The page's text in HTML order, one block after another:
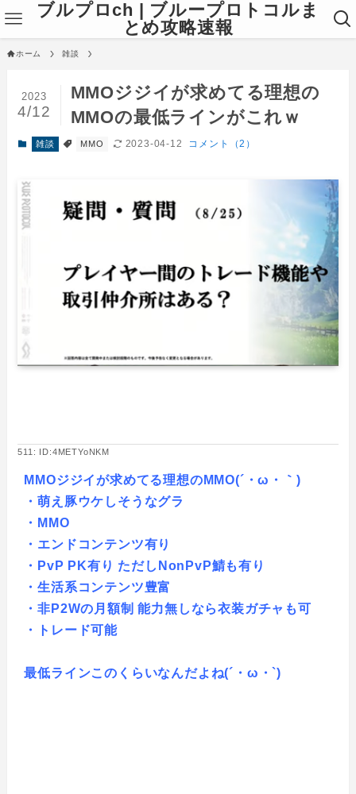
ブルプロch | ブループロトコルま
とめ攻略速報
ホーム 雑談
MMOジジイが求めてる理想の
MMOの最低ラインがこれｗ
2023
4/12
雑談 MMO 2023-04-12 コメント（2）
511: ID:4METYoNKM
MMOジジイが求めてる理想のMMO(´・ω・｀)
・萌え豚ウケしそうなグラ
・MMO
・エンドコンテンツ有り
・PvP PK有り ただしNonPvP鯖も有り
・生活系コンテンツ豊富
・非P2Wの月額制 能力無しなら衣装ガチャも可
・トレード可能
最低ラインこのくらいなんだよね(´・ω・`)